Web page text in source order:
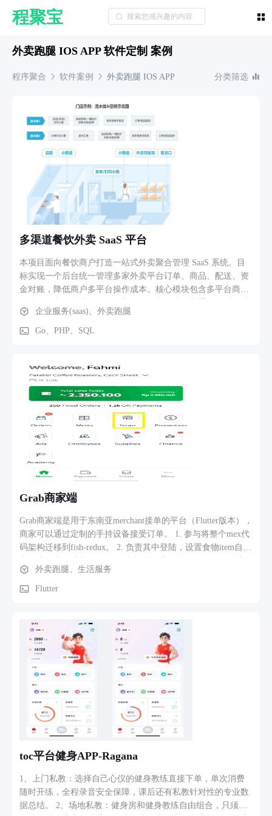
程聚宝
外卖跑腿 IOS APP 软件定制 案例
程序聚合 软件案例 外卖跑腿 IOS APP 分类筛选
多渠道餐饮外卖 SaaS 平台
本项目面向餐饮商户打造一站式外卖聚合管理 SaaS 系统。目
标实现一个后台统一管理多家外卖平台订单、商品、配送、资
金对账，降低商户多平台操作成本。核心模块包含多平台商品
账、订单数据统计。业务流程：商户绑定美团、饿了么等外卖
渠道，订单自动同步至后台；可选择平台自有配送或顺丰、达
企业服务(saas)、外卖跑腿
Go、PHP、SQL
Grab商家端
Grab商家端是用于东南亚merchant接单的平台（Flutter版本），
商家可以通过定制的手持设备接受订单。 1. 参与将整个mex代
码架构迁移到fish-redux。 2. 负责其中登陆，设置食物item自定
小票的UI更新和迭代。
外卖跑腿、生活服务
Flutter
toc平台健身APP-Ragana
1、上门私教：选择自己心仪的健身教练直接下单，单次消费
随时开练，全程录音安全保障，课后还有私教针对性的专业数
据总结。 2、场地私教：健身房和健身教练自由组合，只须支